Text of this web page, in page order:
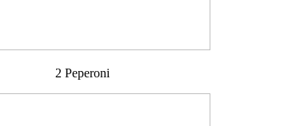
2 Peperoni